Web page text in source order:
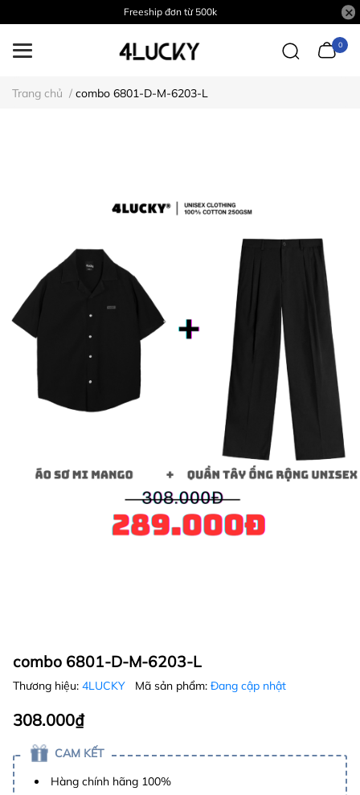
Freeship đơn từ 500k
0
Trang chủ / combo 6801-D-M-6203-L
combo 6801-D-M-6203-L
Thương hiệu: 4LUCKY Mã sản phẩm: Đang cập nhật
308.000₫
CAM KẾT
Hàng chính hãng 100%